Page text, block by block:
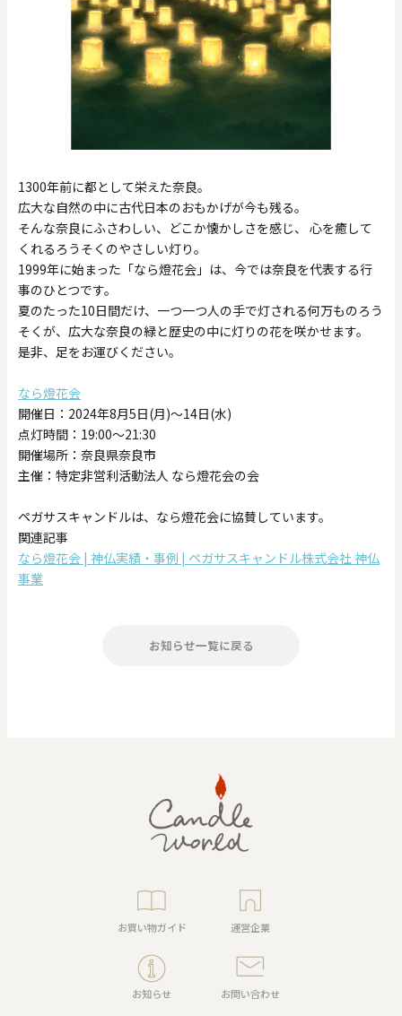
1300年前に都として栄えた奈良。
広大な自然の中に古代日本のおもかげが今も残る。
そんな奈良にふさわしい、どこか懐かしさを感じ、 心を癒して
くれるろうそくのやさしい灯り。
1999年に始まった「なら燈花会」は、今では奈良を代表する行
事のひとつです。
夏のたった10日間だけ、一つ一つ人の手で灯される何万ものろう
そくが、広大な奈良の緑と歴史の中に灯りの花を咲かせます。
是非、足をお運びください。
なら燈花会
開催日：2024年8月5日(月)～14日(水)
点灯時間：19:00～21:30
開催場所：奈良県奈良市
主催：特定非営利活動法人 なら燈花会の会
ペガサスキャンドルは、なら燈花会に協賛しています。
関連記事
なら燈花会 | 神仏実績・事例 | ペガサスキャンドル株式会社 神仏
事業
お知らせ一覧に戻る
お買い物ガイド 運営企業
お知らせ お問い合わせ